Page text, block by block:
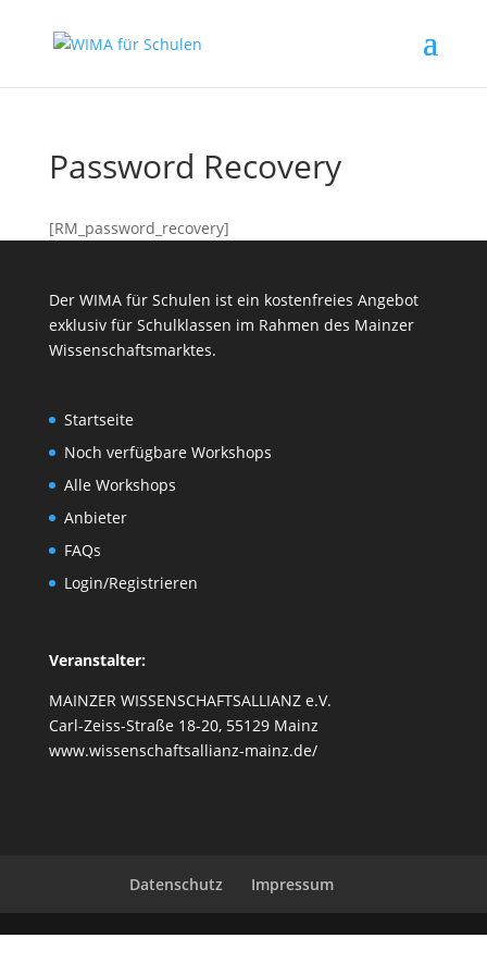
Password Recovery
[RM_password_recovery]
Der WIMA für Schulen ist ein kostenfreies Angebot
exklusiv für Schulklassen im Rahmen des Mainzer
Wissenschaftsmarktes.
Startseite
Noch verfügbare Workshops
Alle Workshops
Anbieter
FAQs
Login/Registrieren
Veranstalter:
MAINZER WISSENSCHAFTSALLIANZ e.V.
Carl-Zeiss-Straße 18-20, 55129 Mainz
www.wissenschaftsallianz-mainz.de/
Datenschutz Impressum